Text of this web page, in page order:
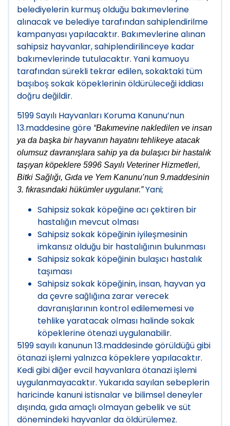
belediyelerin kurmuş olduğu bakımevlerine
alınacak ve belediye tarafından sahiplendirilme
kampanyası yapılacaktır. Bakımevlerine alınan
sahipsiz hayvanlar, sahiplendirilinceye kadar
bakımevlerinde tutulacaktır. Yani kamuoyu
tarafından sürekli tekrar edilen, sokaktaki tüm
başıboş sokak köpeklerinin öldürüleceği iddiası
doğru değildir.
5199 Sayılı Hayvanları Koruma Kanunu’nun
13.maddesine göre “Bakımevine nakledilen ve insan
ya da başka bir hayvanın hayatını tehlikeye atacak
olumsuz davranışlara sahip ya da bulaşıcı bir hastalık
taşıyan köpeklere 5996 Sayılı Veteriner Hizmetleri,
Bitki Sağlığı, Gıda ve Yem Kanunu’nun 9.maddesinin
3. fıkrasındaki hükümler uygulanır.”Yani;
Sahipsiz sokak köpeğine acı çektiren bir
hastalığın mevcut olması
Sahipsiz sokak köpeğinin iyileşmesinin
imkansız olduğu bir hastalığının bulunması
Sahipsiz sokak köpeğinin bulaşıcı hastalık
taşıması
Sahipsiz sokak köpeğinin, insan, hayvan ya
da çevre sağlığına zarar verecek
davranışlarının kontrol edilememesi ve
tehlike yaratacak olması halinde sokak
köpeklerine ötenazi uygulanabilir.
5199 sayılı kanunun 13.maddesinde görüldüğü gibi
ötanazi işlemi yalnızca köpeklere yapılacaktır.
Kedi gibi diğer evcil hayvanlara ötanazi işlemi
uygulanmayacaktır. Yukarıda sayılan sebeplerin
haricinde kanuni istisnalar ve bilimsel deneyler
dışında, gıda amaçlı olmayan gebelik ve süt
dönemindeki hayvanlar da öldürülemez.